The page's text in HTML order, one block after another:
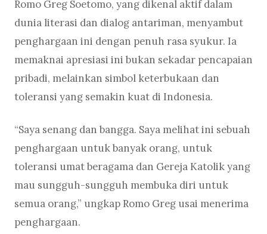
Romo Greg Soetomo, yang dikenal aktif dalam
dunia literasi dan dialog antariman, menyambut
penghargaan ini dengan penuh rasa syukur. Ia
memaknai apresiasi ini bukan sekadar pencapaian
pribadi, melainkan simbol keterbukaan dan
toleransi yang semakin kuat di Indonesia.
“Saya senang dan bangga. Saya melihat ini sebuah
penghargaan untuk banyak orang, untuk
toleransi umat beragama dan Gereja Katolik yang
mau sungguh-sungguh membuka diri untuk
semua orang,” ungkap Romo Greg usai menerima
penghargaan.